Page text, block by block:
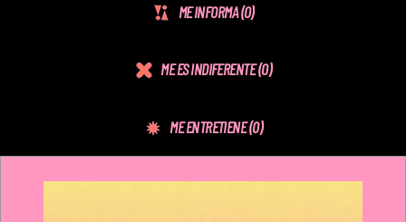
ME INFORMA(0)
ME ES INDIFERENTE(0)
ME ENTRETIENE(0)